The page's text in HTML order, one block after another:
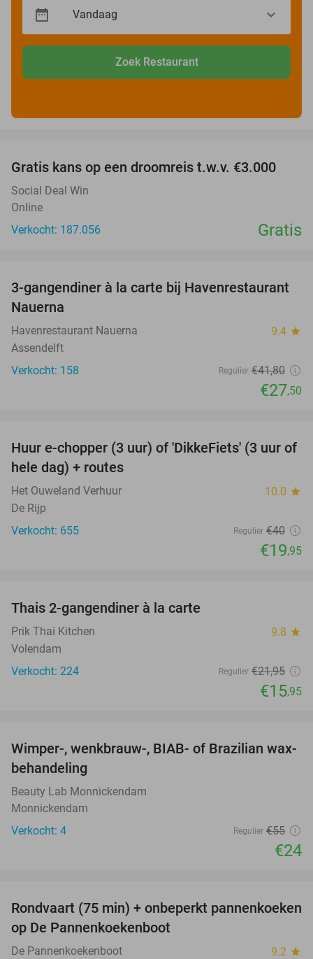
Zoek Restaurant
Gratis kans op een droomreis t.w.v. €3.000
Social Deal Win
Online
Verkocht: 187.056
Gratis
34%
3-gangendiner à la carte bij Havenrestaurant
Nauerna
Havenrestaurant Nauerna 9.4 star
Assendelft
Verkocht: 158
Regulier €41,80
€27,50
50%
Huur e-chopper (3 uur) of 'DikkeFiets' (3 uur of
hele dag) + routes
Het Ouweland Verhuur 10.0 star
De Rijp
Verkocht: 655
Regulier €40
€19,95
Thais 2-gangendiner à la carte
Prik Thai Kitchen 9.8 star
Volendam
Verkocht: 224
Regulier €21,95
€15,95
56%
Wimper-, wenkbrauw-, BIAB- of Brazilian wax-
behandeling
Beauty Lab Monnickendam
Monnickendam
Verkocht: 4
Regulier €55
€24
30%
Rondvaart (75 min) + onbeperkt pannenkoeken
op De Pannenkoekenboot
De Pannenkoekenboot 9.2 star